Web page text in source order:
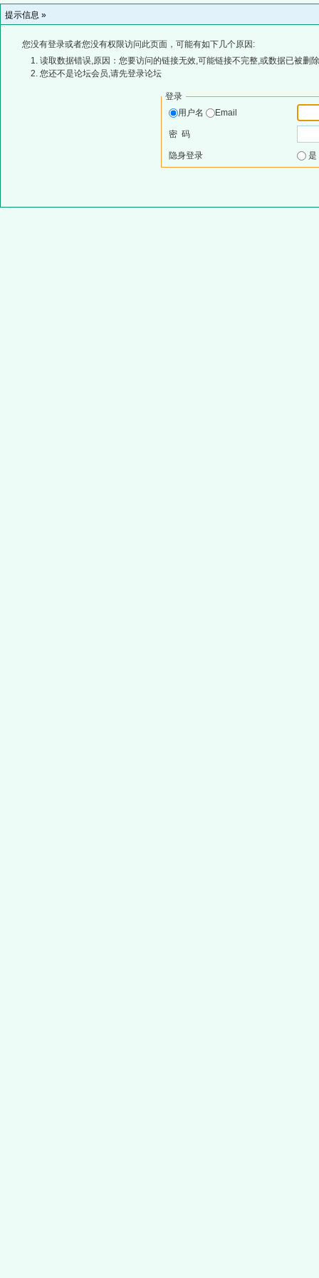
提示信息 »
您没有登录或者您没有权限访问此页面，可能有如下几个原因:
读取数据错误,原因：您要访问的链接无效,可能链接不完整,或数据已被删
您还不是论坛会员,请先登录论坛
登录
用户名
Email
密 码
隐身登录